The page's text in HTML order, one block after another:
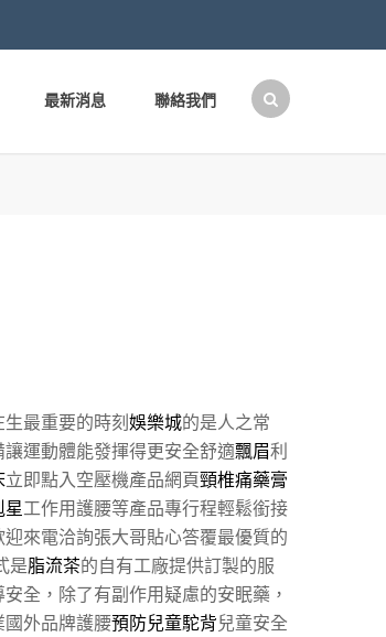
最新消息 聯絡我們
最重要的時刻娛樂城的是人之常
運動體能發揮得更安全舒適飄眉利
立即點入空壓機產品網頁頸椎痛藥膏
星工作用護腰等產品專行程輕鬆銜接
來電洽詢張大哥貼心答覆最優質的
是脂流茶的自有工廠提供訂製的服
全，除了有副作用疑慮的安眠藥，
外品牌護腰預防兒童駝背兒童安全